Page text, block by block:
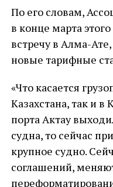
По его словам,
в конце марта
встречу в Алма-
новые тарифные
«Что касается
Казахстана, так и в
порта Актау
судна, то сейчас
крупное судно.
соглашений,